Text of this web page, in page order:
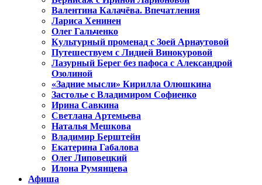
Валентина Калачёва. Впечатления
Лариса Хенинен
Олег Гальченко
Культурный променад с Зоей Арнаутовой
Путешествуем с Лидией Винокуровой
Лазурный Берег без пафоса с Александрой
Озолиной
«Задние мысли» Кирилла Олюшкина
Застолье с Владимиром Софиенко
Ирина Савкина
Светлана Артемьева
Наталья Мешкова
Владимир Берштейн
Екатерина Габалова
Олег Липовецкий
Илона Румянцева
Афиша